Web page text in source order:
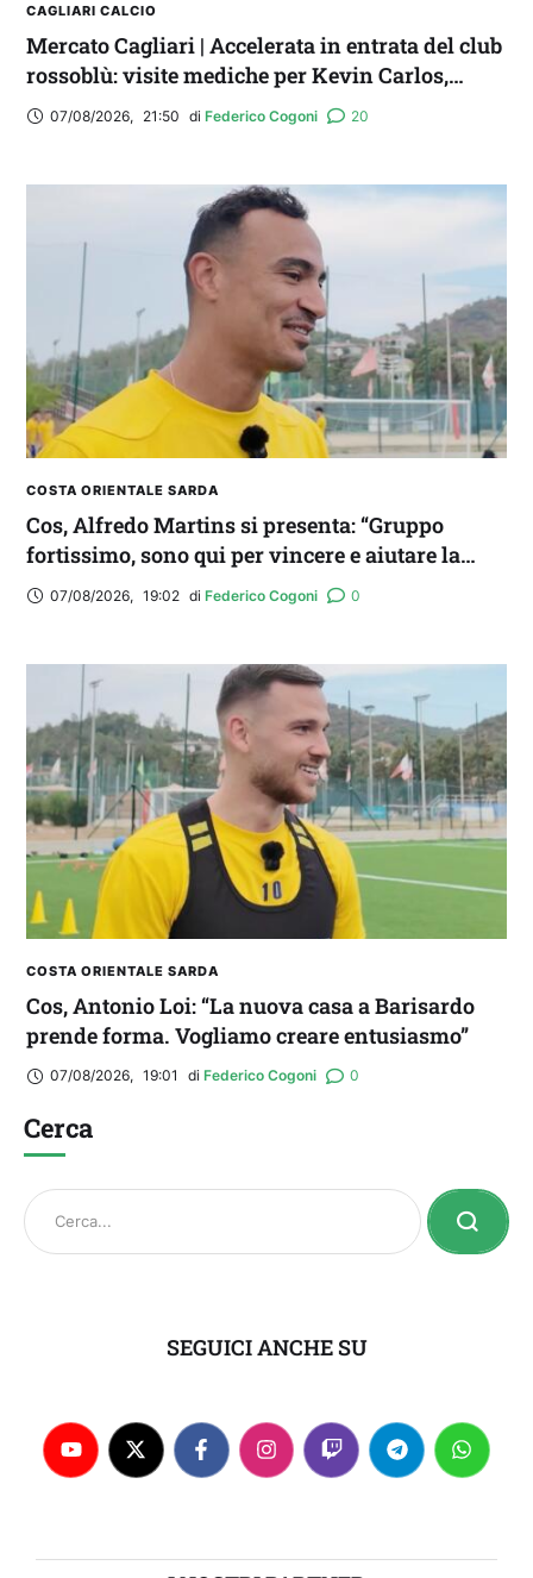
CAGLIARI CALCIO
Mercato Cagliari | Accelerata in entrata del club
rossoblù: visite mediche per Kevin Carlos,
Maldini e Aurelio
07/08/2026, 21:50 di Federico Cogoni 20
COSTA ORIENTALE SARDA
Cos, Alfredo Martins si presenta: “Gruppo
fortissimo, sono qui per vincere e aiutare la
squadra. Idolo? Mi ispiro a Romario”
07/08/2026, 19:02 di Federico Cogoni 0
COSTA ORIENTALE SARDA
Cos, Antonio Loi: “La nuova casa a Barisardo
prende forma. Vogliamo creare entusiasmo”
07/08/2026, 19:01 di Federico Cogoni 0
Cerca
SEGUICI ANCHE SU